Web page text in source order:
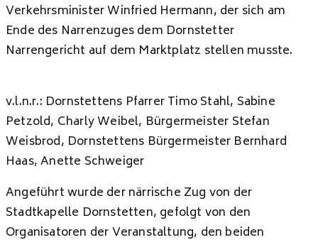
Verkehrsminister Winfried Hermann, der sich am
Ende des Narrenzuges dem Dornstetter
Narrengericht auf dem Marktplatz stellen musste.
v.l.n.r.: Dornstettens Pfarrer Timo Stahl, Sabine
Petzold, Charly Weibel, Bürgermeister Stefan
Weisbrod, Dornstettens Bürgermeister Bernhard
Haas, Anette Schweiger
Angeführt wurde der närrische Zug von der
Stadtkapelle Dornstetten, gefolgt von den
Organisatoren der Veranstaltung, den beiden